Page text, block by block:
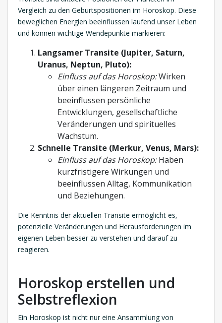
Vergleich zu den Geburtspositionen im Horoskop. Diese
beweglichen Energien beeinflussen laufend unser Leben
und können wichtige Wendepunkte markieren:
Langsamer Transite (Jupiter, Saturn,
Uranus, Neptun, Pluto):
Einfluss auf das Horoskop:Wirken
über einen längeren Zeitraum und
beeinflussen persönliche
Entwicklungen, gesellschaftliche
Veränderungen und spirituelles
Wachstum.
Schnelle Transite (Merkur, Venus, Mars):
Einfluss auf das Horoskop:Haben
kurzfristigere Wirkungen und
beeinflussen Alltag, Kommunikation
und Beziehungen.
Die Kenntnis der aktuellen Transite ermöglicht es,
potenzielle Veränderungen und Herausforderungen im
eigenen Leben besser zu verstehen und darauf zu
reagieren.
Horoskop erstellen und
Selbstreflexion
Ein Horoskop ist nicht nur eine Ansammlung von